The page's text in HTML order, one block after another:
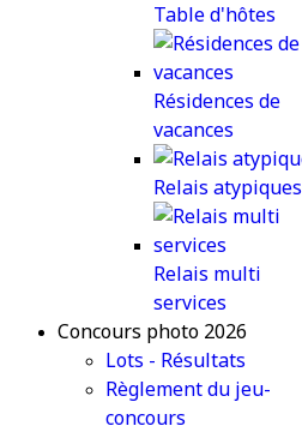
Table d'hôtes
Résidences de
vacances
Relais atypiques
Relais multi
services
Concours photo 2026
Lots - Résultats
Règlement du jeu-
concours